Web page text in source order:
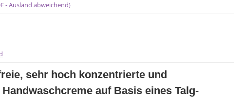
- Ausland abweichend)
sehr hoch konzentrierte und
auf Basis eines Talg-